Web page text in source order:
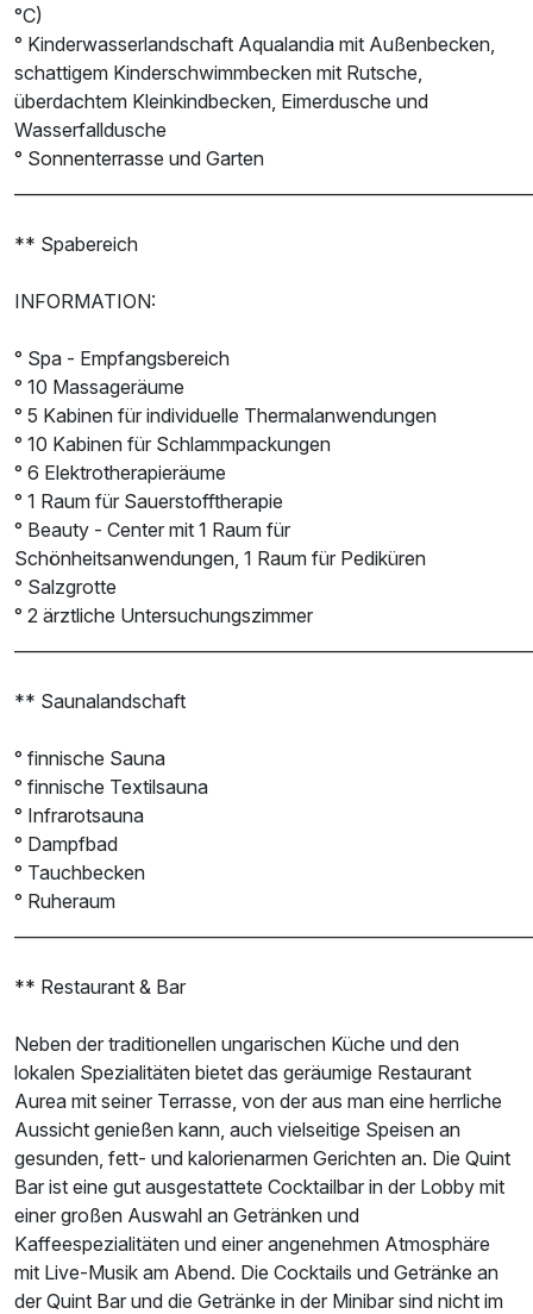
°C)
° Kinderwasserlandschaft Aqualandia mit Außenbecken,
schattigem Kinderschwimmbecken mit Rutsche,
überdachtem Kleinkindbecken, Eimerdusche und
Wasserfalldusche
° Sonnenterrasse und Garten
** Spabereich
INFORMATION:
° Spa - Empfangsbereich
° 10 Massageräume
° 5 Kabinen für individuelle Thermalanwendungen
° 10 Kabinen für Schlammpackungen
° 6 Elektrotherapieräume
° 1 Raum für Sauerstofftherapie
° Beauty - Center mit 1 Raum für
Schönheitsanwendungen, 1 Raum für Pediküren
° Salzgrotte
° 2 ärztliche Untersuchungszimmer
** Saunalandschaft
° finnische Sauna
° finnische Textilsauna
° Infrarotsauna
° Dampfbad
° Tauchbecken
° Ruheraum
** Restaurant & Bar
Neben der traditionellen ungarischen Küche und den
lokalen Spezialitäten bietet das geräumige Restaurant
Aurea mit seiner Terrasse, von der aus man eine herrliche
Aussicht genießen kann, auch vielseitige Speisen an
gesunden, fett- und kalorienarmen Gerichten an. Die Quint
Bar ist eine gut ausgestattete Cocktailbar in der Lobby mit
einer großen Auswahl an Getränken und
Kaffeespezialitäten und einer angenehmen Atmosphäre
mit Live-Musik am Abend. Die Cocktails und Getränke an
der Quint Bar und die Getränke in der Minibar sind nicht im